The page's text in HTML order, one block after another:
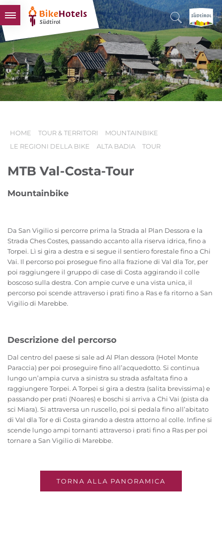
BIKEHOTELS
HOTELS & PACCHETTI
TOUR & TERRITORI
L'ALTO ADIGE & NOI
HOME TOUR & TERRITORI
MOUNTAINBIKE
LE REGIONI DELLA BIKE
ALTA BADIA TOUR
MTB Val-Costa-Tour
Mountainbike
Da San Vigilio si percorre prima la Strada al Plan Dessora e la
Strada Ches Costes, passando accanto alla riserva idrica, fino a
Torpei. Lì si gira a destra e si segue il sentiero forestale fino a Chi
Vai. Il percorso poi prosegue fino alla frazione di Val dla Tor, per
poi raggiungere il gruppo di case di Costa aggirando il colle
boscoso sulla destra. Con ampie curve e una vista unica, il
percorso poi scende attraverso i prati fino a Ras e fa ritorno a San
Vigilio di Marebbe.
Descrizione del percorso
Dal centro del paese si sale ad Al Plan dessora (Hotel Monte
Paraccia) per poi proseguire fino all’acquedotto. Si continua
lungo un’ampia curva a sinistra su strada asfaltata fino a
raggiungere Torpei. A Torpei si gira a destra (salita brevissima) e
passando per prati (Noares) e boschi si arriva a Chi Vai (pista da
sci Miara). Si attraversa un ruscello, poi si pedala fino all’abitato
di Val dla Tor e di Costa girando a destra attorno al colle. Infine si
scende lungo ampi tornanti attraverso i prati fino a Ras per poi
tornare a San Vigilio di Marebbe.
TORNA ALLA PANORAMICA